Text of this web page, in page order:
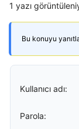
1 yazı
Bu konuyu
Kullanıcı adı:
Parola: